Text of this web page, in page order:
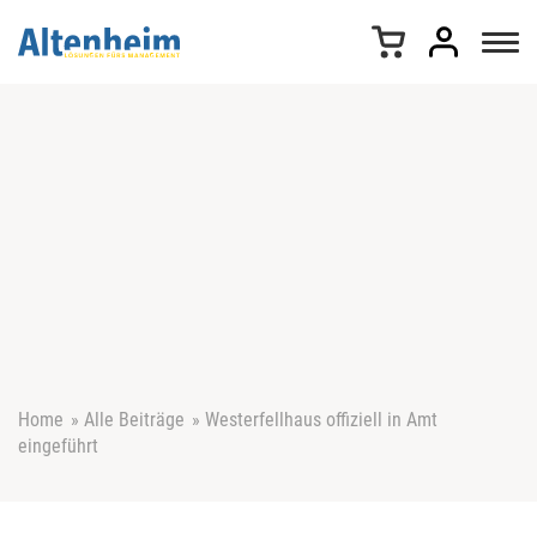
Home » Alle Beiträge » Westerfellhaus offiziell in Amt
eingeführt